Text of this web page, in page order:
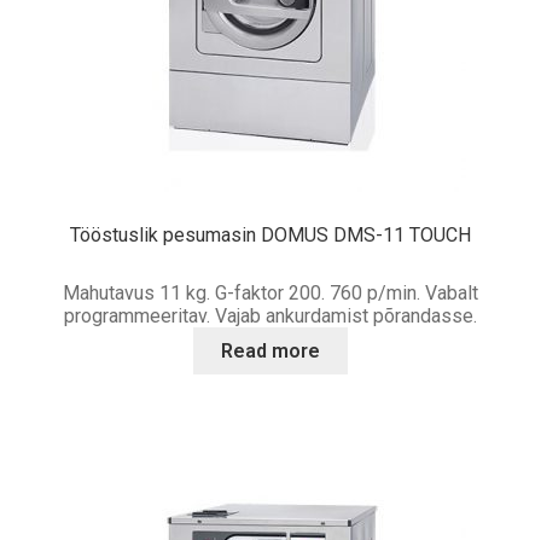
Tööstuslik pesumasin DOMUS DMS-11 TOUCH
Mahutavus 11 kg. G-faktor 200. 760 p/min. Vabalt
programmeeritav. Vajab ankurdamist põrandasse.
Read more